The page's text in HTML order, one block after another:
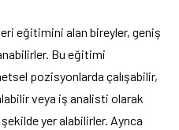
eğitimini alan bireyler, geniş
Bu eğitimi
pozisyonlarda çalışabilir,
veya iş analisti olarak
yer alabilirler. Ayrıca